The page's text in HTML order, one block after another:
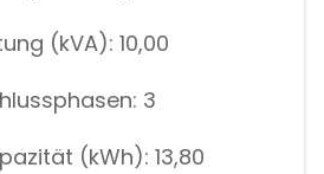
(kVA): 10,00
3
(kWh): 13,80